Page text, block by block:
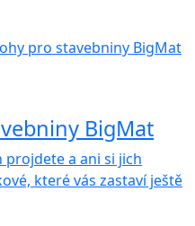
BigMat
a ani si jich
které vás zastaví ještě